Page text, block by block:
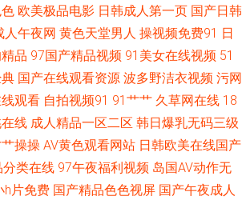
日韩AV免费 99热热 91论坛最新地址 变态六区 老湿
毛片 97色97 九一视频色综合 四虎α片 91插插插精
一视频 深爱网五月婷婷 91超碰碰碰在线 91在线播
三区 传媒二区传媒 三级免费进入 91va在线观看 av
香蕉狼人影视 偷拍伊人大香蕉 91巨炮美女网站 欧美
欧美极品电影 日韩成人第一页 国产日韩
人午夜网 黄色天堂男人 操视频免费91 日
品 97国产精品视频 91美女在线视频 51
国产在线观看资源 波多野洁衣视频 污网
观看 自拍视频91 91艹艹 久草网在线 18
线 成人精品一区二区 韩日爆乳无码三级
操操 AV黄色观看网站 日韩欧美在线国产
分类在线 97午夜福利视频 岛国AV动作无
h片免费 国产精品色色视屏 国产午夜成人